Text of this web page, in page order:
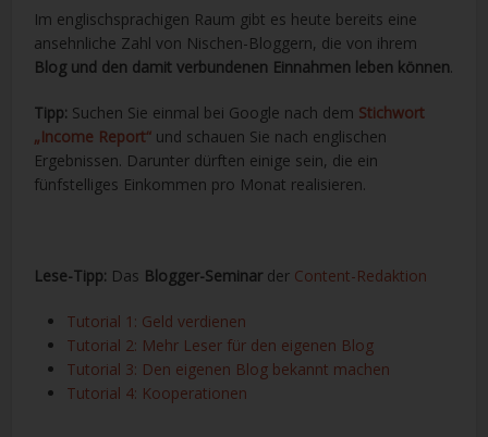
Im englischsprachigen Raum gibt es heute bereits eine
ansehnliche Zahl von Nischen-Bloggern, die von ihrem
Blog und den damit verbundenen Einnahmen leben können.
Tipp: Suchen Sie einmal bei Google nach dem Stichwort
„Income Report“ und schauen Sie nach englischen
Ergebnissen. Darunter dürften einige sein, die ein
fünfstelliges Einkommen pro Monat realisieren.
Lese-Tipp: Das Blogger-Seminarder Content-Redaktion
Tutorial 1: Geld verdienen
Tutorial 2: Mehr Leser für den eigenen Blog
Tutorial 3: Den eigenen Blog bekannt machen
Tutorial 4: Kooperationen